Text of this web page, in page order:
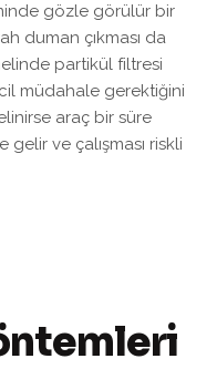
gözle görülür bir
duman çıkması da
partikül filtresi
müdahale gerektiğini
araç bir süre
ve çalışması riskli